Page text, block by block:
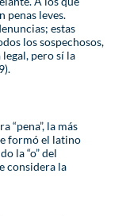
penas leves.
estas
los sospechosos,
legal, pero sí la
“pena”, la más
formó el latino
la “o” del
considera la